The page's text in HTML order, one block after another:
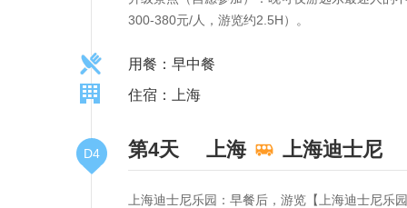
300-380元/人，游览约2.5H）。
用餐：早中餐
住宿：上海
D4 第4天 上海 上海迪士尼
上海迪士尼乐园：早餐后，游览【上海迪士尼